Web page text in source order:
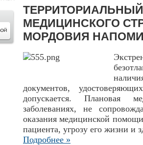
МЕДИЦИНСКОГО
МОРДОВИЯ
документов,
допускается. Плановая
заболеваниях, не
оказания медицинской
пациента, угрозу его жизни и
Подробнее »